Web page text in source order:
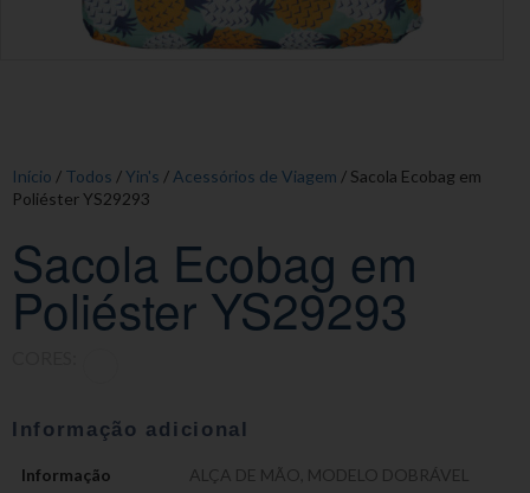
Início / Todos /Yin's / Acessórios de Viagem / Sacola Ecobag em
Poliéster YS29293
Sacola Ecobag em
Poliéster YS29293
Informação adicional
Informação ALÇA DE MÃO MODELO DOBRÁVEL